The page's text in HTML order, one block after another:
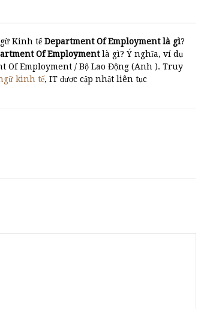
Kinh tếDepartment Of Employment là gì?
Of Employmentlà gì? Ý nghĩa, ví dụ
Of Employment / Bộ Lao Động (Anh ). Truy
kinh tế, IT được cập nhật liên tục